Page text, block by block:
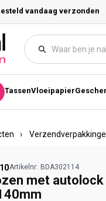
vandaag verzonden
TassenVloeipapier
›
Artikelnr: BDA302114
met